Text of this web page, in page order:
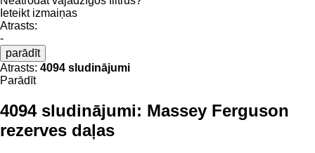
Ieteikt izmaiņas
Atrasts:
-
parādīt
Atrasts: 4094 sludinājumi
Parādīt
4094 sludinājumi: Massey Ferguson
rezerves daļas